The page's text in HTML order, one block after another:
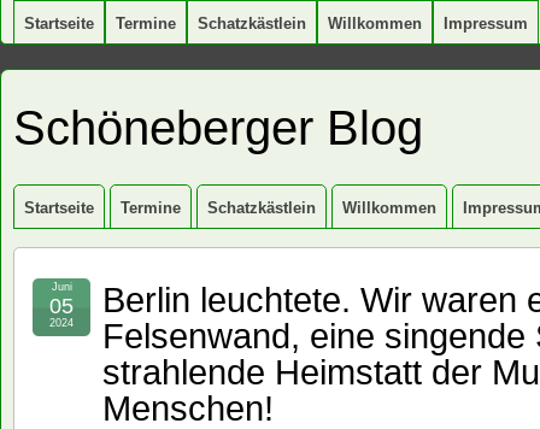
Startseite Termine Schatzkästlein Willkommen Impressum
Schöneberger Blog
Startseite Termine Schatzkästlein Willkommen
Berlin leuchtete. Wir waren
Felsenwand, eine singende
strahlende Heimstatt der
Menschen!
Juni
05
2024